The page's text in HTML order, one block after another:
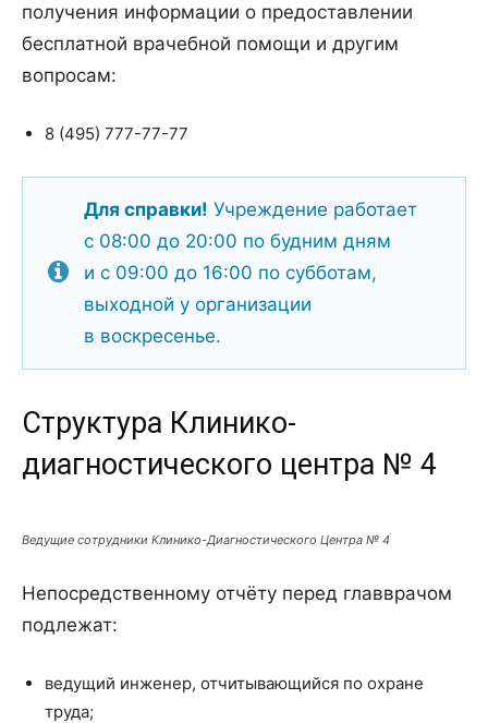
получения информации о предоставлении
бесплатной врачебной помощи и другим
вопросам:
8 (495) 777-77-77
Для справки! Учреждение работает
с 08:00 до 20:00 по будним дням
и с 09:00 до 16:00 по субботам,
выходной у организации
в воскресенье.
Структура Клинико-
диагностического центра № 4
Ведущие сотрудники Клинико-Диагностического Центра № 4
Непосредственному отчёту перед главврачом
подлежат:
ведущий инженер, отчитывающийся по охране
труда;